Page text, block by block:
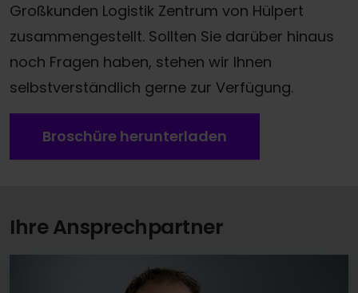
Großkunden Logistik Zentrum von Hülpert
zusammengestellt. Sollten Sie darüber hinaus
noch Fragen haben, stehen wir Ihnen
selbstverständlich gerne zur Verfügung.
Broschüre herunterladen
Ihre Ansprechpartner